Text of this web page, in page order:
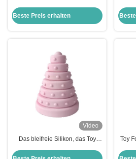
Nachtlicht-leichten Berührung für
Beste Preis erhalten
Video
Das bleifreie Silikon, das Toy
stapelt, spielt für Kinder
Toy